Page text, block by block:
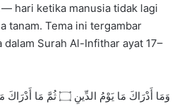
hari ketika manusia tidak lagi
tanam. Tema ini tergambar
Surah Al-Infithar ayat 17–